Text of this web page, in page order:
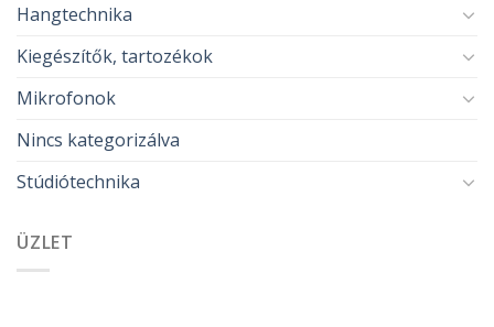
Hangtechnika
Kiegészítők, tartozékok
Mikrofonok
Nincs kategorizálva
Stúdiótechnika
ÜZLET